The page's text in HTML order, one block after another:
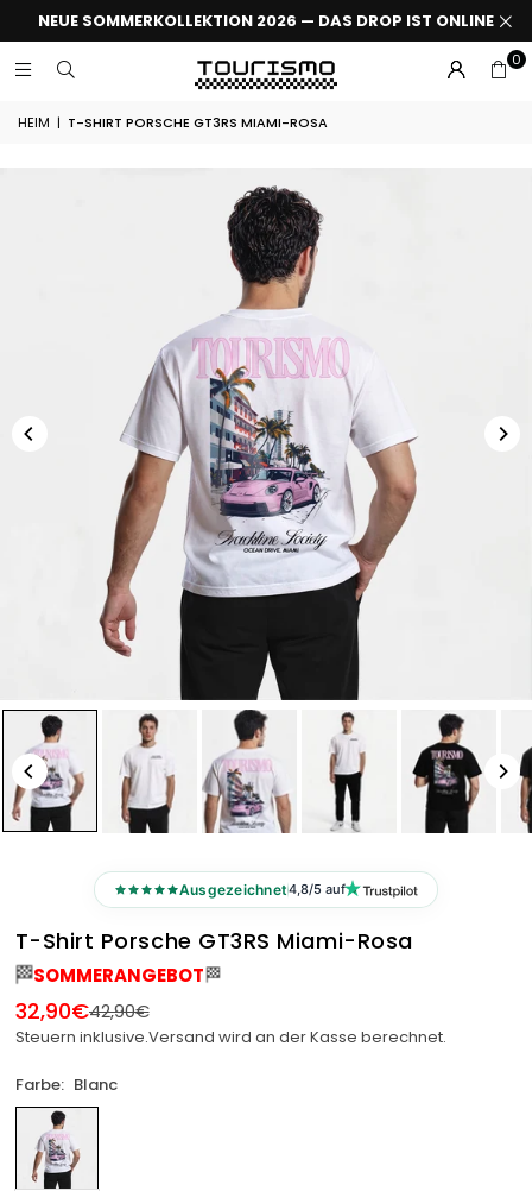
NEUE SOMMERKOLLEKTION 2026 — DAS DROP IST ONLINE
0
HEIM | T-SHIRT PORSCHE GT3RS MIAMI-ROSA
Ausgezeichnet4,8/5 auf
T-Shirt Porsche GT3RS Miami-Rosa
🏁SOMMERANGEBOT🏁
Normaler
Preis
32,90€42,90€
Steuern inklusive.Versand wird an der Kasse berechnet.
Farbe: Blanc